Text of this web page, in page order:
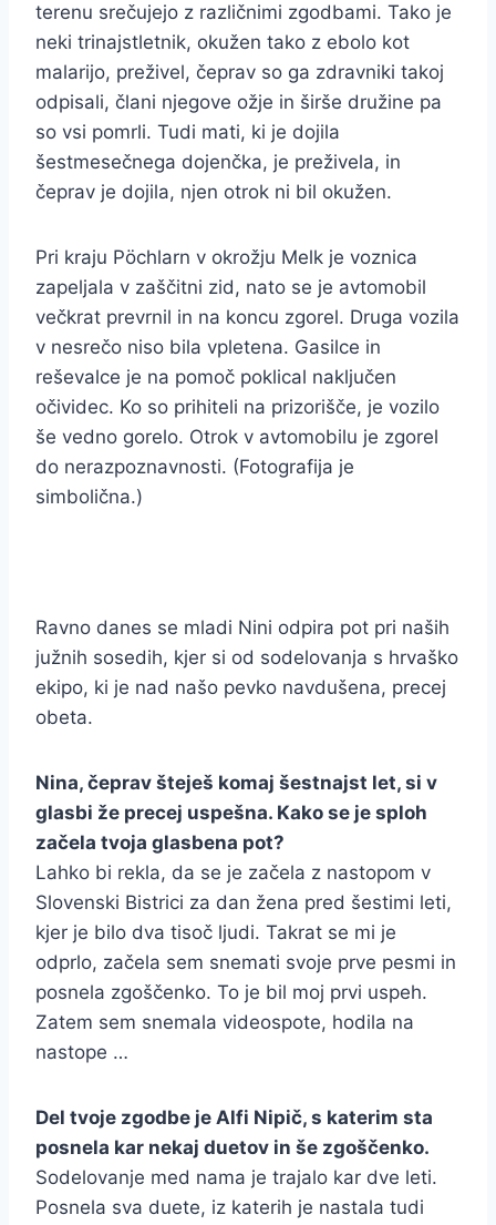
terenu srečujejo z različnimi zgodbami. Tako je
neki trinajstletnik, okužen tako z ebolo kot
malarijo, preživel, čeprav so ga zdravniki takoj
odpisali, člani njegove ožje in širše družine pa
so vsi pomrli. Tudi mati, ki je dojila
šestmesečnega dojenčka, je preživela, in
čeprav je dojila, njen otrok ni bil okužen.
Pri kraju Pöchlarn v okrožju Melk je voznica
zapeljala v zaščitni zid, nato se je avtomobil
večkrat prevrnil in na koncu zgorel. Druga vozila
v nesrečo niso bila vpletena. Gasilce in
reševalce je na pomoč poklical naključen
očividec. Ko so prihiteli na prizorišče, je vozilo
še vedno gorelo. Otrok v avtomobilu je zgorel
do nerazpoznavnosti. (Fotografija je
simbolična.)
Ravno danes se mladi Nini odpira pot pri naših
južnih sosedih, kjer si od sodelovanja s hrvaško
ekipo, ki je nad našo pevko navdušena, precej
obeta.
Nina, čeprav šteješ komaj šestnajst let, si v
glasbi že precej uspešna. Kako se je sploh
začela tvoja glasbena pot?
Lahko bi rekla, da se je začela z nastopom v
Slovenski Bistrici za dan žena pred šestimi leti,
kjer je bilo dva tisoč ljudi. Takrat se mi je
odprlo, začela sem snemati svoje prve pesmi in
posnela zgoščenko. To je bil moj prvi uspeh.
Zatem sem snemala videospote, hodila na
nastope …
Del tvoje zgodbe je Alfi Nipič, s katerim sta
posnela kar nekaj duetov in še zgoščenko.
Sodelovanje med nama je trajalo kar dve leti.
Posnela sva duete, iz katerih je nastala tudi